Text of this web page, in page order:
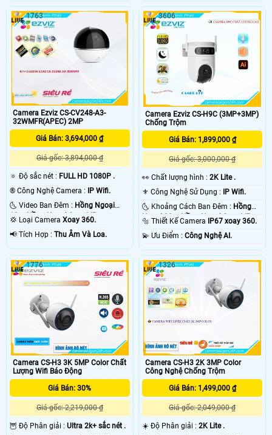
Camera Ezviz CS-CV248-A3-
32WMFR(APEC) 2MP
Giá Bán: 3,694,000 ₫
Giá gốc: 3,894,000 ₫
🔅 Độ sắc nét : FULL HD 1080P .
®️ Công Nghệ Camera :
IP Wifi.
🌜 Video Ban Đêm : Hồng Ngoại
10m Hồng Ngoại Smart IR.
💢 Loại Camera Xoay 360.
️📢 Tích Hợp : Thu Âm Và Loa.
1763
Camera Ezviz CS-H9C (3MP+3MP)
Chống Trộm
Giá Bán: 1,899,000 ₫
Giá gốc: 3,000,000 ₫
️👀 Chất lượng hình :2K Lite .
⚜️ Công Nghệ Sử Dụng : IP Wifi.
🌜 Khoảng Cách Ban Đêm : Hồng
Ngoại 30m Hồng Ngoại Smart IR.
🔩 Thiết Kế Camera IP67 xoay 360.
️💫 Ưu Điểm :Công Nghệ AI.
3606
Camera CS-H3 3K 5MP Color Chất
Lượng Wifi Báo Động
Giá Bán: 30%
Giá gốc: 2,219,000 ₫
🦉 Độ Phân giải : Ultra 2k+ sắc nét .
1776
Camera CS-H3 2K 3MP Color
Công Nghệ Chống Trộm
Giá Bán: 1,499,000 ₫
Giá gốc: 2,049,000 ₫
☀️ Độ Phân giải :2K Lite .
1326